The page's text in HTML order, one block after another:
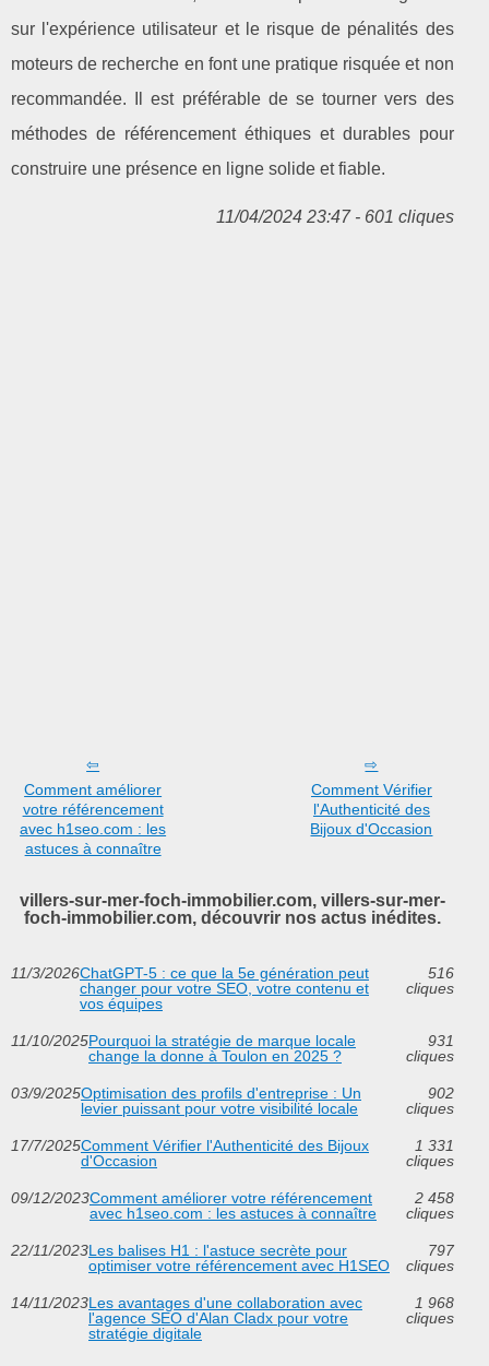
sur l'expérience utilisateur et le risque de pénalités des
moteurs de recherche en font une pratique risquée et non
recommandée. Il est préférable de se tourner vers des
méthodes de référencement éthiques et durables pour
construire une présence en ligne solide et fiable.
11/04/2024 23:47 - 601 cliques
Comment améliorer
votre référencement
avec h1seo.com : les
astuces à connaître
Comment Vérifier
l'Authenticité des
Bijoux d'Occasion
villers-sur-mer-foch-immobilier.com, villers-sur-mer-
foch-immobilier.com, découvrir nos actus inédites.
11/3/2026ChatGPT-5 : ce que la 5e génération peut
changer pour votre SEO, votre contenu et
vos équipes
516
cliques
11/10/2025Pourquoi la stratégie de marque locale
change la donne à Toulon en 2025 ?
931
cliques
03/9/2025Optimisation des profils d'entreprise : Un
levier puissant pour votre visibilité locale
902
cliques
17/7/2025Comment Vérifier l'Authenticité des Bijoux
d'Occasion
1 331
cliques
09/12/2023Comment améliorer votre référencement
avec h1seo.com : les astuces à connaître
2 458
cliques
22/11/2023Les balises H1 : l'astuce secrète pour
optimiser votre référencement avec H1SEO
797
cliques
14/11/2023Les avantages d'une collaboration avec
l'agence SEO d'Alan Cladx pour votre
stratégie digitale
1 968
cliques